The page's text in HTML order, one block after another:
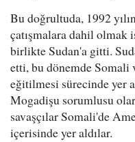
Bu doğrultuda, 1992
çatışmalara dahil olmak
birlikte Sudan'a gitti.
etti, bu dönemde Somali
eğitilmesi sürecinde yer
Mogadişu sorumlusu
savaşçılar Somali'de
içerisinde yer aldılar.